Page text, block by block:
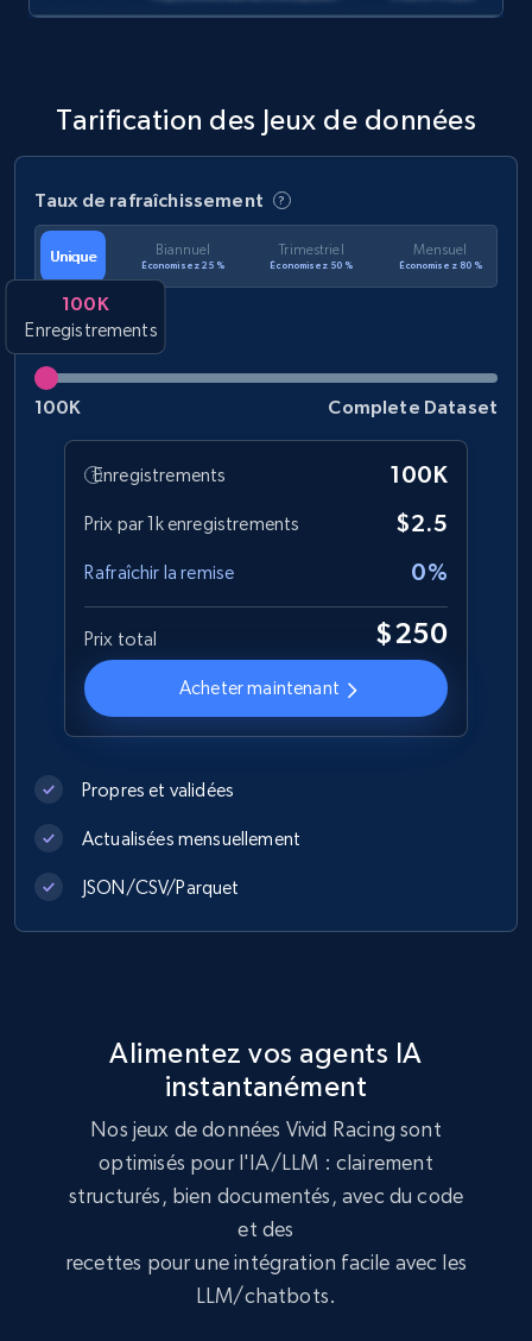
Category id, Product id, Product name, Price,
Best Buy products
URL, Product id, Title, Images, Final price,
Currency, Discount, Initial price, and more.
1.1K+ 149+ Buy Now
Lazada - Products
URL, Title, Rating, Reviews, Initial price, Final
price, Currency, Stock, and more.
eCommerce
991+ 162+ Buy Now
Tarification des Jeux de données
Taux de rafraîchissement
Unique Biannuel
Économisez 25 %
Trimestriel
Économisez 50 %
Mensuel
Économisez 80 %
100K
Enregistrements
100K Complete Dataset
Enregistrements 100K
Prix par 1k enregistrements $2.5
Rafraîchir la remise 0%
Prix total $250
Acheter maintenant
Propres et validées
Actualisées mensuellement
JSON/CSV/Parquet
Alimentez vos agents IA
instantanément
Nos jeux de données Vivid Racing sont
optimisés pour l'IA/LLM : clairement
structurés, bien documentés, avec du code
et des
recettes pour une intégration facile avec les
LLM/chatbots.